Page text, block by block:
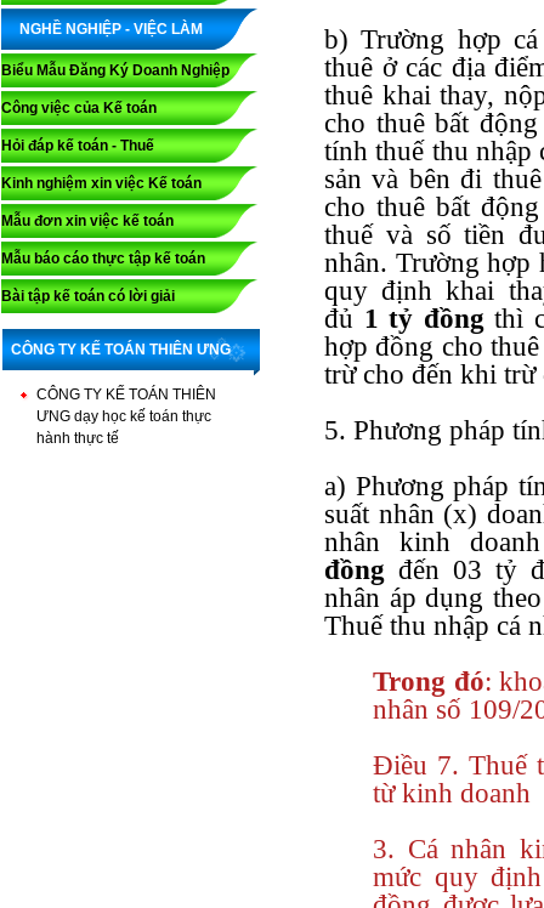
NGHỀ NGHIỆP - VIỆC LÀM
Biểu Mẫu Đăng Ký Doanh Nghiệp
Công việc của Kế toán
Hỏi đáp kế toán - Thuế
Kinh nghiệm xin việc Kế toán
Mẫu đơn xin việc kế toán
Mẫu báo cáo thực tập kế toán
Bài tập kế toán có lời giải
CÔNG TY KẾ TOÁN THIÊN ƯNG
CÔNG TY KẾ TOÁN THIÊN
ƯNG dạy học kế toán thực
hành thực tế
b) Trường hợp
thuê ở các địa
thuê khai thay,
cho thuê bất
tính thuế thu nhập
sản và bên đi
cho thuê bất
thuế và số tiền
nhân. Trường hợp
quy định khai
đủ 1 tỷ đồng thì
hợp đồng cho
trừ cho đến khi
5. Phương pháp
a) Phương pháp
suất nhân (x)
nhân kinh
đồng đến 03 tỷ
nhân áp dụng
Thuế thu nhập cá
Trong đó:
nhân số 109/
Điều 7. Thuế
từ kinh doanh
3. Cá nhân
mức quy